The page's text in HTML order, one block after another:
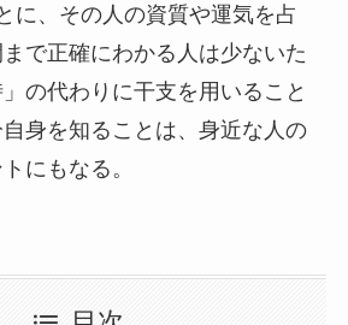
に、その人の資質や運気を占
で正確にわかる人は少ないた
の代わりに干支を用いること
身を知ることは、身近な人の
にもなる。